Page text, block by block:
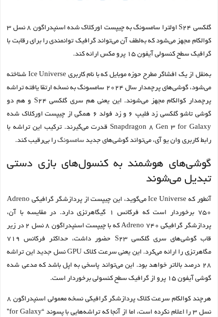
گلکسی S24 اولترا سامسونگ به چیپست اورکلاک شده اسنپدراگون ۸ نسل ۳
کوالکام مجهز می‌شود که به‌لطف آن می‌تواند گرافیک توانمندی را برای رقابت با
گرافیک سطح کنسولی آیفون ۱۵ پرو مکس ارائه کند.
به‌نقل از یک افشاگر مطرح حوزه موبایل که با نام کاربری Ice Universe شناخته
می‌شود، گوشی‌های پرچمدار سال ۲۰۲۴ سامسونگ به نسخه ارتقا یافته تراشه
پرچمدار کوالکام مجهز می‌شوند. این یعنی هم سری گلکسی S24 و هم دو
گوشی تاشو گلکسی زد فلیپ ۶ و زد فولد ۶ همگی از چیپست اورکلاک شده
Snapdragon 8 Gen 3 for Galaxy قدرت می‌گیرند. ترکیب این تراشه با
رابط کاربری وان یو آی، می‌تواند گوشی‌های جدیدسامسونگ را بی‌رقیب کند.
گوشی‌های هوشمند به کنسول‌های بازی دستی
تبدیل می‌شوند
آنطور که Ice Universe می‌گوید، این چیپست از پردازشگر گرافیکی Adreno
750 برخوردار است که فرکانس ۱ گیگاهرتزی دارد. در مقایسه با آن،
پردازشگر گرافیکی Adreno 740 که با چیپست اسنپدراگون ۸ نسل ۲ در زیر
قاب گوشی‌های سری گلکسی S23 حضور داشت، حداکثر فرکانس ۷۱۹
مگاهرتزی را ارائه می‌کرد. این یعنی سرعت کلاک GPU نسل جدید این تراشه
۲۸ درصد بالاتر خواهد بود. این می‌تواند پاسخی به اپل باشد که مدعی شده
گوشی آیفون ۱۵ پرو از گرافیک سطح کنسولی برخوردار است.
هرچند کوالکام سرعت کلاک پردازشگر گرافیکی نسخه معمولی اسنپدراگون ۸
نسل ۳ را اعلام نکرده است، اما از آنجا که تراشه‌هایی با پسوند “for Galaxy”